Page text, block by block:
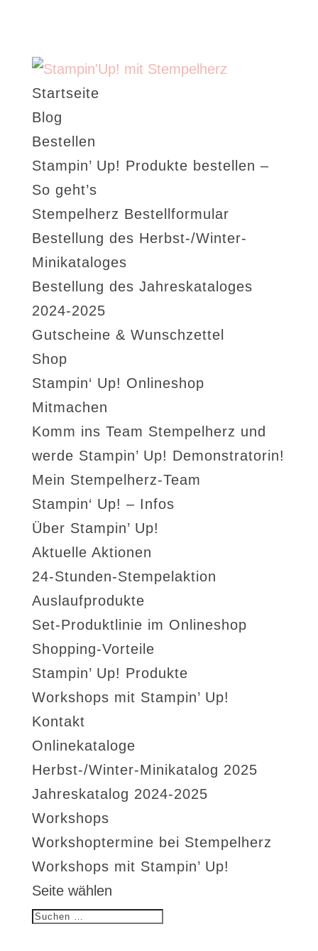
Startseite
Blog
Bestellen
Stampin’ Up! Produkte bestellen –
So geht’s
Stempelherz Bestellformular
Bestellung des Herbst-/Winter-
Minikataloges
Bestellung des Jahreskataloges
2024-2025
Gutscheine & Wunschzettel
Shop
Stampin‘ Up! Onlineshop
Mitmachen
Komm ins Team Stempelherz und
werde Stampin’ Up! Demonstratorin!
Mein Stempelherz-Team
Stampin‘ Up! – Infos
Über Stampin’ Up!
Aktuelle Aktionen
24-Stunden-Stempelaktion
Auslaufprodukte
Set-Produktlinie im Onlineshop
Shopping-Vorteile
Stampin’ Up! Produkte
Workshops mit Stampin’ Up!
Kontakt
Onlinekataloge
Herbst-/Winter-Minikatalog 2025
Jahreskatalog 2024-2025
Workshops
Workshoptermine bei Stempelherz
Workshops mit Stampin’ Up!
Seite wählen